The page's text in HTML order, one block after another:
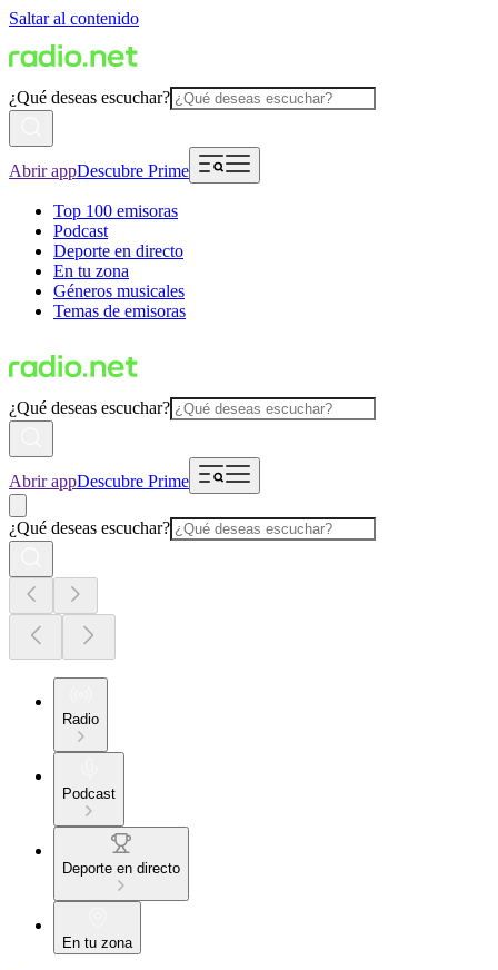
Saltar al contenido
¿Qué deseas escuchar?
Abrir appDescubre Prime
Top 100 emisoras
Podcast
Deporte en directo
En tu zona
Géneros musicales
Temas de emisoras
¿Qué deseas escuchar?
Abrir appDescubre Prime
¿Qué deseas escuchar?
Radio
Podcast
Deporte en directo
En tu zona